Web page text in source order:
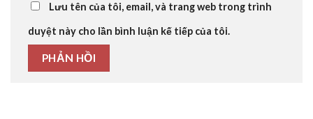
Lưu tên của tôi, email, và trang web trong trình
duyệt này cho lần bình luận kế tiếp của tôi.